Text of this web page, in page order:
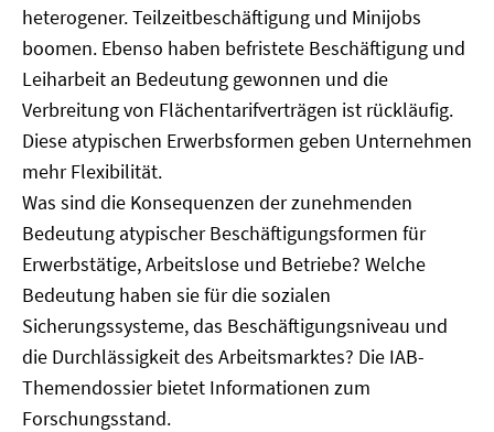
heterogener. Teilzeitbeschäftigung und Minijobs
boomen. Ebenso haben befristete Beschäftigung und
Leiharbeit an Bedeutung gewonnen und die
Verbreitung von Flächentarifverträgen ist rückläufig.
Diese atypischen Erwerbsformen geben Unternehmen
mehr Flexibilität.
Was sind die Konsequenzen der zunehmenden
Bedeutung atypischer Beschäftigungsformen für
Erwerbstätige, Arbeitslose und Betriebe? Welche
Bedeutung haben sie für die sozialen
Sicherungssysteme, das Beschäftigungsniveau und
die Durchlässigkeit des Arbeitsmarktes? Die IAB-
Themendossier bietet Informationen zum
Forschungsstand.